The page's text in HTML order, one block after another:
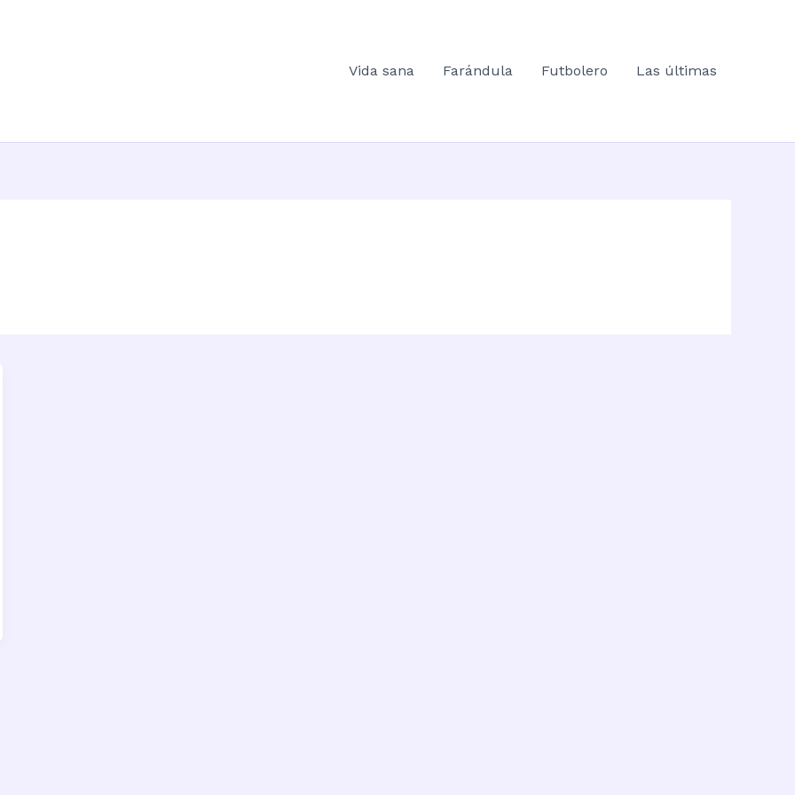
Vida sana
Farándula Futbolero Las últimas